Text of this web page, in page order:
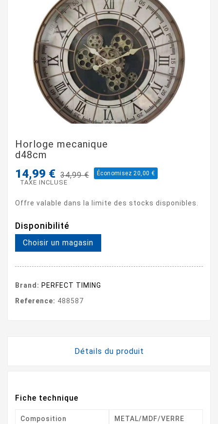
Horloge mecanique
d48cm
14,99 € 34,99 € Économisez 20,00 €
TAXE INCLUSE
Offre valable dans la limite des stocks disponibles.
Disponibilité
Choisir un magasin
Brand: PERFECT TIMING
Reference: 488587
Détails du produit
Fiche technique
Composition METAL/MDF/VERRE